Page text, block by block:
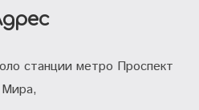
станции метро Проспект
Мира,